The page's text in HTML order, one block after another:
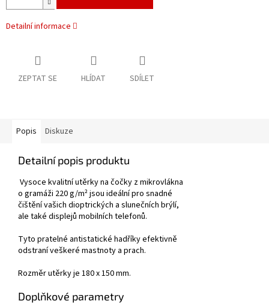
Detailní informace
ZEPTAT SE HLÍDAT SDÍLET
Popis Diskuze
Detailní popis produktu
Vysoce kvalitní utěrky na čočky z mikrovlákna
o gramáži 220 g/m² jsou ideální pro snadné
čištění vašich dioptrických a slunečních brýlí,
ale také displejů mobilních telefonů.
Tyto pratelné antistatické hadříky efektivně
odstraní veškeré mastnoty a prach.
Rozměr utěrky je 180 x 150 mm.
Doplňkové parametry